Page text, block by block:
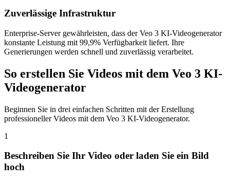
Zuverlässige Infrastruktur
Enterprise-Server gewährleisten, dass der Veo 3 KI-Videogenerator
konstante Leistung mit 99,9% Verfügbarkeit liefert. Ihre
Generierungen werden schnell und zuverlässig verarbeitet.
So erstellen Sie Videos mit dem Veo 3 KI-
Videogenerator
Beginnen Sie in drei einfachen Schritten mit der Erstellung
professioneller Videos mit dem Veo 3 KI-Videogenerator.
1
Beschreiben Sie Ihr Video oder laden Sie ein Bild
hoch